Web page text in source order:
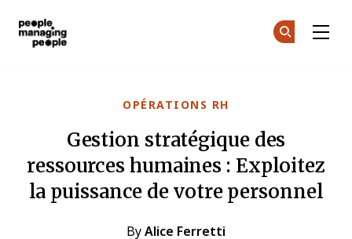
OPÉRATIONS RH
Gestion stratégique des
ressources humaines : Exploitez
la puissance de votre personnel
By Alice Ferretti